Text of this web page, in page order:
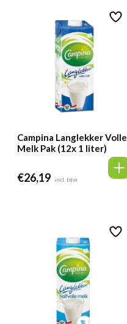
Campina Langlekker Volle
Melk Pak (12x 1 liter)
€26,19 incl. btw